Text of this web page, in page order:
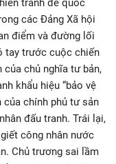
tranh đế quốc
các Đảng Xã hội
điểm và đường lối
tay trước cuộc chiến
chủ nghĩa tư bản,
khẩu hiệu “bảo vệ
của chính phủ tư sản
đấu tranh. Trái lại,
công nhân nước
Chủ trương sai lầm